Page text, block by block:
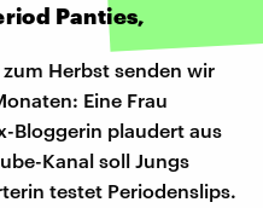
Panties,
Herbst senden wir
Eine Frau
Bloggerin plaudert aus
Kanal soll Jungs
testet Periodenslips.